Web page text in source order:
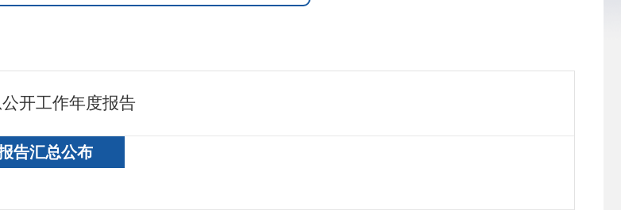
开工作年度报告
告汇总公布